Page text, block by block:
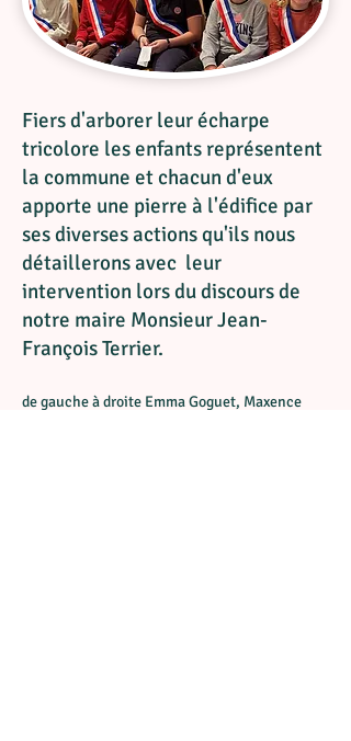
Fiers d'arborer leur écharpe
tricolore les enfants représentent
la commune et chacun d'eux
apporte une pierre à l'édifice par
ses diverses actions qu'ils nous
détaillerons avec leur
intervention lors du discours de
notre maire Monsieur Jean-
François Terrier.
de gauche à droite Emma Goguet, Maxence